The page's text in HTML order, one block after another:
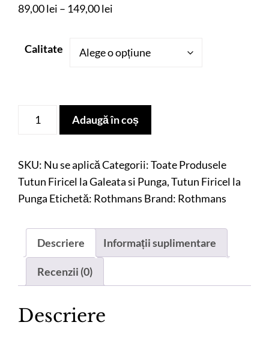
89,00lei – 149,00lei
89,00 lei
149,00 lei
Calitate
Cantitate
la
Punga
Rothmans
500
Adaugă în coș
SKU: Nu se aplicăCategorii:Toate Produsele
Tutun Firicel la Galeata si Punga,Tutun Firicel la
Punga Etichetă: Rothmans Brand: Rothmans
Descriere Informații suplimentare
Recenzii (0)
Descriere